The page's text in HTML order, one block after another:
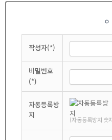
작성자(*)
비밀번호
(*)
자동등록방
지
(자동등록방지 숫